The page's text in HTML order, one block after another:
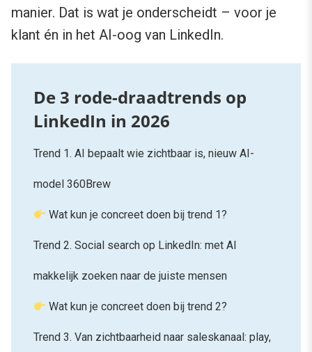
manier. Dat is wat je onderscheidt – voor je
klant én in het AI-oog van LinkedIn.
Trend 1. AI bepaalt wie zichtbaar is, nieuw AI-
model 360Brew
Wat kun je concreet doen bij trend 1?
Trend 2. Social search op LinkedIn: met AI
makkelijk zoeken naar de juiste mensen
Wat kun je concreet doen bij trend 2?
Trend 3. Van zichtbaarheid naar saleskanaal: play,